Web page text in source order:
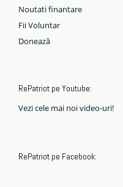
Noutati finantare
Fii Voluntar
Donează
RePatriot pe Youtube:
Vezi cele mai noi video-uri!
RePatriot pe Facebook: